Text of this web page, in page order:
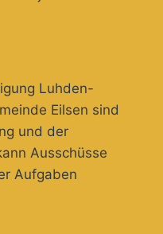
Luhden-
Eilsen sind
und der
Ausschüsse
Aufgaben